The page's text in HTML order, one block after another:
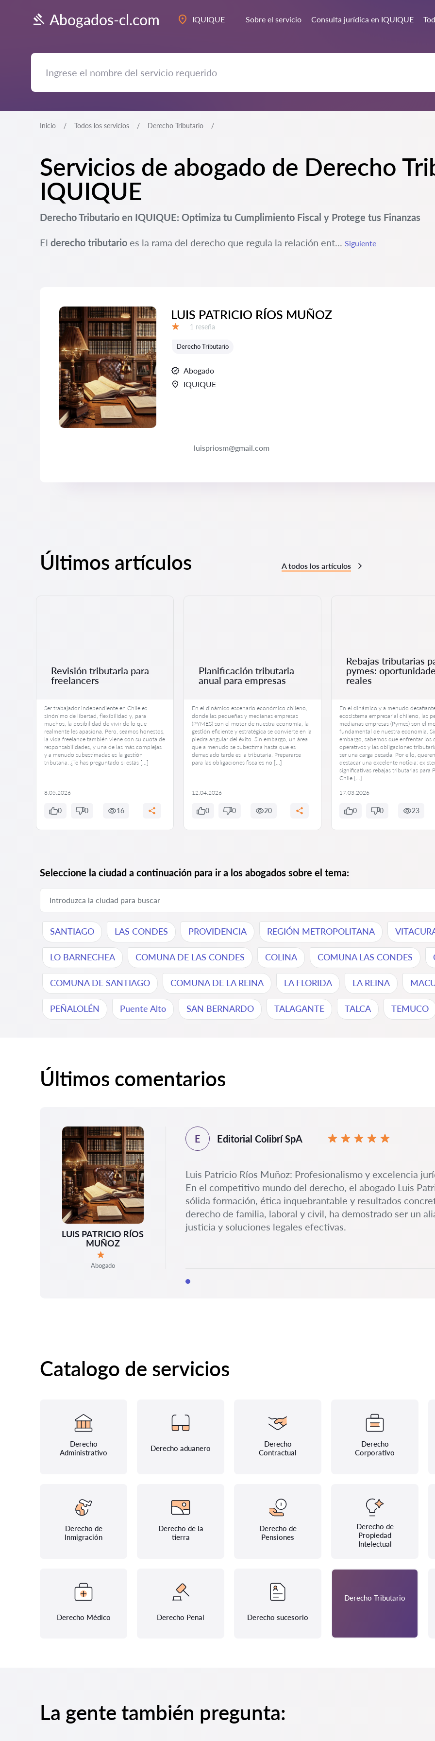
Abogados-cl.com IQUIQUE Sobre el servicio Consulta jurídica en IQUIQUE
Inicio Todos los servicios Derecho Tributario
Servicios de abogado de Derecho
IQUIQUE
Derecho Tributario en IQUIQUE: Optimiza tu Cumplimiento Fiscal y Protege tus Finanzas
El derecho tributario es la rama del derecho que regula la relación ent... Siguiente
LUIS PATRICIO RÍOS MUÑOZ
Número de reseñas:
1 reseña
Derecho Tributario
Abogado
IQUIQUE
luispriosm@gmail.com
Últimos artículos A todos los artículos
Revisión tributaria para
freelancers
Ser trabajador independiente en Chile es
sinónimo de libertad, flexibilidad y, para
muchos, la posibilidad de vivir de lo que
realmente les apasiona. Pero, seamos honestos,
la vida freelance también viene con su cuota de
responsabilidades, y una de las más complejas
y a menudo subestimadas es la gestión
tributaria. ¿Te has preguntado si estás […]
8.05.2026
0 0 16
Planificación tributaria
anual para empresas
En el dinámico escenario económico chileno,
donde las pequeñas y medianas empresas
(PYMES) son el motor de nuestra economía, la
gestión eficiente y estratégica se convierte en la
piedra angular del éxito. Sin embargo, un área
que a menudo se subestima hasta que es
demasiado tarde es la tributaria. Prepararse
para las obligaciones fiscales no […]
12.04.2026
0 0 20
Rebajas tributarias
pymes:
reales
En el dinámico y a menudo
ecosistema empresarial chileno, las
medianas empresas (Pymes) son el
fundamental de nuestra economía.
embargo, sabemos que enfrentar los
operativos y las obligaciones
ser una carga pesada. Por ello,
destacar una excelente noticia:
significativas rebajas tributarias para
Chile […]
17.03.2026
0 0 23
Seleccione la ciudad a continuación para ir a los abogados sobre el tema:
SANTIAGO LAS CONDES PROVIDENCIA REGIÓN METROPOLITANA
LO BARNECHEA COMUNA DE LAS CONDES COLINA COMUNA LAS CONDES
COMUNA DE SANTIAGO COMUNA DE LA REINA LA FLORIDA LA REINA
PEÑALOLÉN Puente Alto SAN BERNARDO TALAGANTE TALCA TEMUCO
Últimos comentarios
LUIS PATRICIO RÍOS
MUÑOZ
Calificación:
Abogado
E Editorial Colibrí SpA
Luis Patricio Ríos Muñoz: Profesionalismo y excelencia
En el competitivo mundo del derecho, el abogado Luis
sólida formación, ética inquebrantable y resultados
derecho de familia, laboral y civil, ha demostrado ser un
justicia y soluciones legales efectivas.
Catalogo de servicios
Derecho
Administrativo
Derecho aduanero
Derecho
Contractual
Derecho
Corporativo
Derecho de
Inmigración
Derecho de la
tierra
Derecho de
Pensiones
Derecho de
Propiedad
Intelectual
Derecho Médico Derecho Penal Derecho sucesorio
Derecho Tributario
La gente también pregunta: